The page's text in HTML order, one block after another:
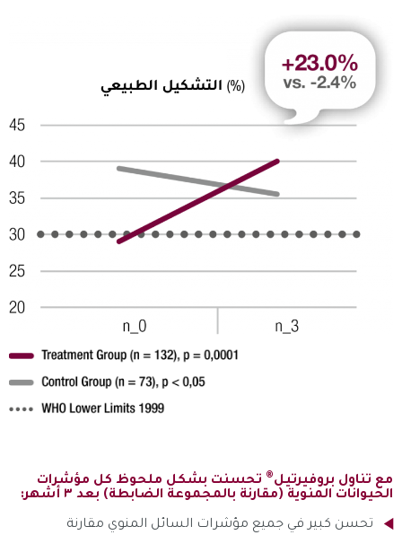
مع تناول بروفيرتيل® تحسنت بشكل ملحوظ كل مؤشرات
الحيوانات المنوية (مقارنة بالمجموعة الضابطة) بعد ٣ أشهر:
تحسن كبير في جميع مؤشرات السائل المنوي مقارنة